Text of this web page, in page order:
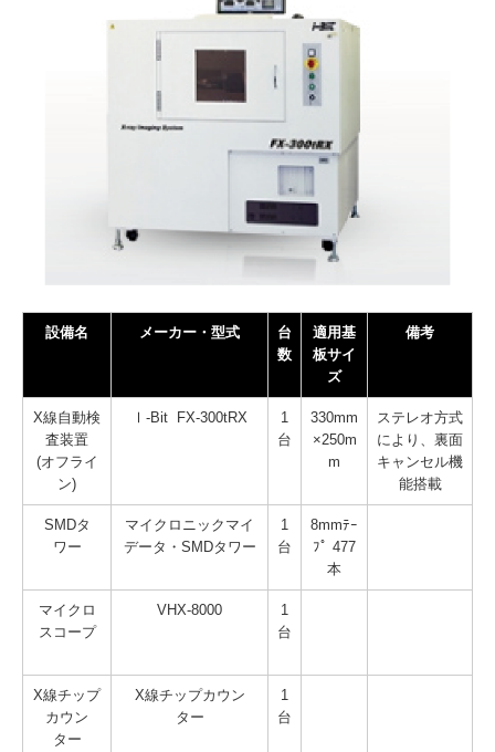
設備名 メーカー・型式
台
数
適用基
板サイ
ズ
備考
X線自動検
査装置
(オフライ
ン)
Ⅰ-Bit FX-300tRX
1
台
330mm
×250m
m
ステレオ方式
により 、裏面
キャンセル機
能搭載
SMDタ
ワー
マイクロニックマイ
データ・SMDタワー
1
台
8mmﾃｰ
ﾌﾟ 477
本
マイクロ
スコープ
VHX-8000
1
台
X線チップ
カウン
ター
X線チップカウン
ター
1
台